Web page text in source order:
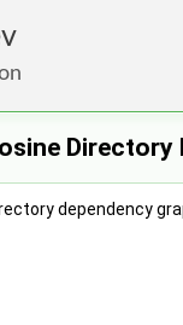
FoundationDirectory
dependency